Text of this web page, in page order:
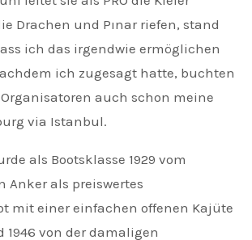
Drachen und Pınar riefen, stand
ich das irgendwie ermöglichen
ich zugesagt hatte, buchten
auch schon meine
via Istanbul.
als Bootsklasse 1929 vom
Anker als preiswertes
mit einer einfachen offenen Kajüte
von der damaligen